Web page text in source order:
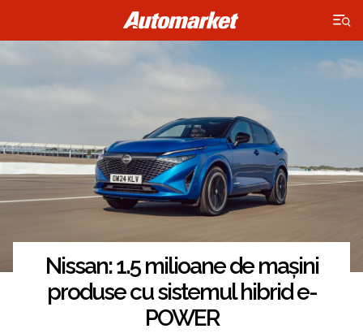
×
Nissan: 1.5 milioane de mașini
produse cu sistemul hibrid e-
POWER